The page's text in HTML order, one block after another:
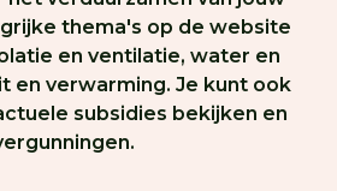
thema's op de website
en ventilatie, water en
en verwarming. Je kunt ook
subsidies bekijken en